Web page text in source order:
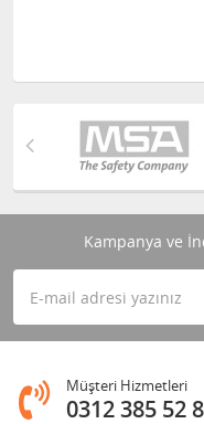
Kampanya ve
Müşteri Hizmetleri
0312 385 52